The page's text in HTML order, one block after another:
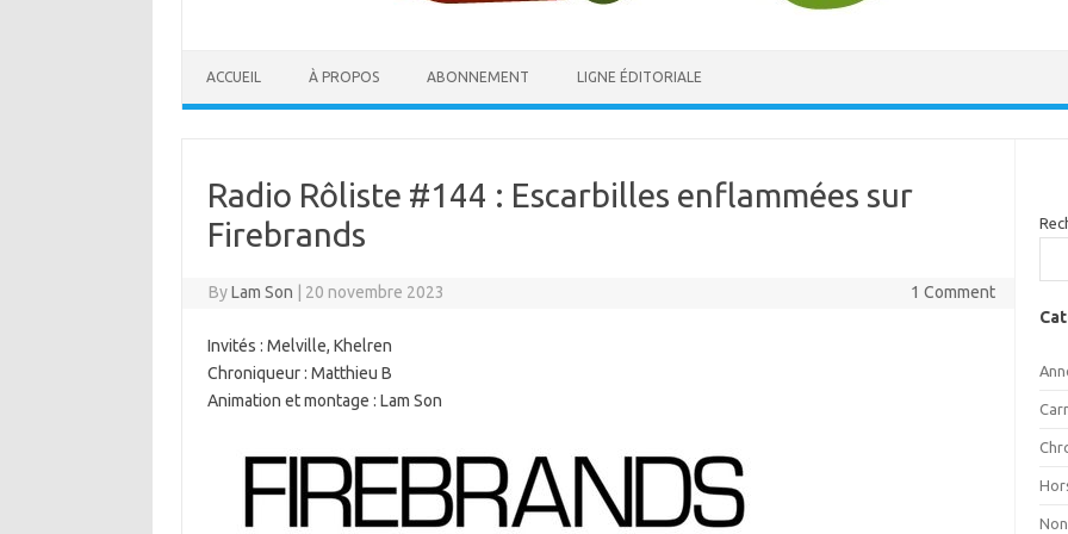
ACCUEIL À PROPOS ABONNEMENT LIGNE ÉDITORIALE
Radio Rôliste #144 : Escarbilles enflammées sur
Firebrands
ByLam Son 20 novembre 2023 1 Comment
Invités : Melville, Khelren
Chroniqueur : Matthieu B
Animation et montage : Lam Son